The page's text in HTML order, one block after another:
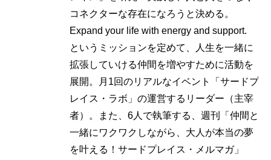
コネクターな存在になろうと決める。
Expand your life with energy and support.
というミッションを定めて、人生を一緒に
拡張していける仲間を増やすために活動を
展開。月1回のリアルなイベント「サードプ
レイス・ラボ」の運営するリーダー（主宰
者）。また、6人で執筆する、週刊「仲間と
一緒にワクワクしながら、大人が本当の夢
を叶える！サードプレイス・メルマガ」